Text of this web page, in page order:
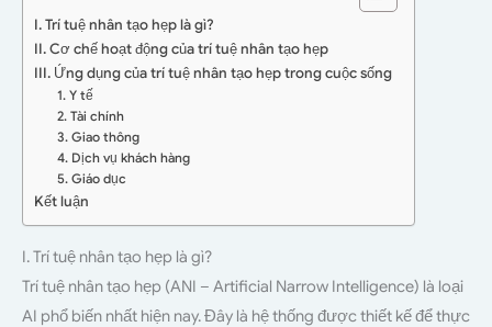
I. Trí tuệ nhân tạo hẹp là gì?
II. Cơ chế hoạt động của trí tuệ nhân tạo hẹp
III. Ứng dụng của trí tuệ nhân tạo hẹp trong cuộc sống
1. Y tế
2. Tài chính
3. Giao thông
4. Dịch vụ khách hàng
5. Giáo dục
Kết luận
I. Trí tuệ nhân tạo hẹp là gì?
Trí tuệ nhân tạo hẹp (ANI – Artificial Narrow Intelligence) là loại
AI phổ biến nhất hiện nay. Đây là hệ thống được thiết kế để thực